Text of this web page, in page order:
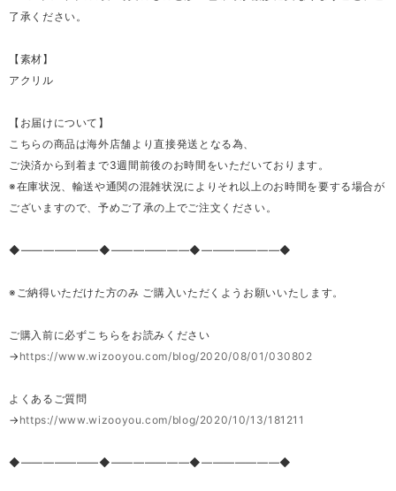
了承ください。
【素材】
アクリル
【お届けについて】
こちらの商品は海外店舗より直接発送となる為、
ご決済から到着まで3週間前後のお時間をいただいております。
※在庫状況、輸送や通関の混雑状況によりそれ以上のお時間を要する場合が
ございますので、予めご了承の上でご注文ください。
◆―――――――◆―――――――◆―――――――◆
※ご納得いただけた方のみ ご購入いただくようお願いいたします。
ご購入前に必ずこちらをお読みください
→ https://www.wizooyou.com/blog/2020/08/01/030802
よくあるご質問
→ https://www.wizooyou.com/blog/2020/10/13/181211
◆―――――――◆―――――――◆―――――――◆